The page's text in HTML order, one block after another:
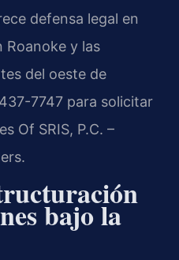
defensa legal en
Roanoke y las
del oeste de
7747 para solicitar
Of SRIS, P.C. –
bajo la